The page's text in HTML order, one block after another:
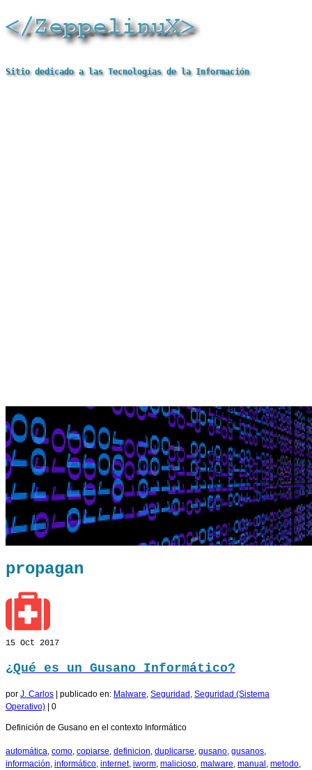
Sitio dedicado a las Tecnologías de la Información
propagan
15 Oct 2017
¿Qué es un Gusano Informático?
por J. Carlos publicado en: Malware, Seguridad , Seguridad (Sistema
Operativo)
0
Definición de Gusano en el contexto Informático
automática, como, copiarse, definicion, duplicarse, gusano, gusanos,
información, informático, internet, iworm, malicioso, malware, manual , metodo,